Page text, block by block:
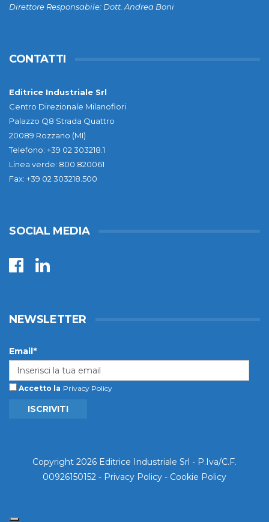
Direttore Responsabile: Dott. Andrea Boni
CONTATTI
Editrice Industriale Srl
Centro Direzionale Milanofiori
Palazzo Q8 Strada Quattro
20089 Rozzano (MI)
Telefono: +39 02 303218.1
Linea verde: 800 820061
Fax: +39 02 303218.500
SOCIAL MEDIA
NEWSLETTER
Email*
Accetto la Privacy Policy
ISCRIVITI
Copyright 2026 Editrice Industriale Srl - P.Iva/C.F.
00926150152 - Privacy Policy - Cookie Policy